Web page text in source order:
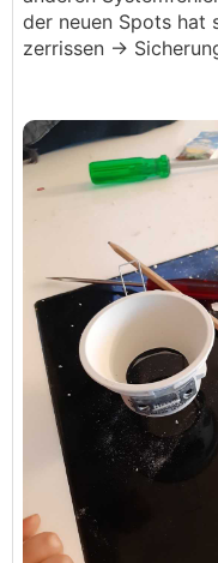
der neuen Spots hat
zerrissen ->